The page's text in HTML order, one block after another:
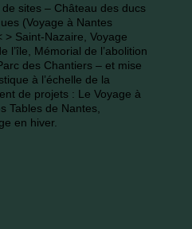
sites – Château des ducs
(Voyage à Nantes
Saint-Nazaire, Voyage
l’île, Mémorial de l’abolition
des Chantiers – et mise
à l’échelle de la
de projets : Le Voyage à
Tables de Nantes,
en hiver.